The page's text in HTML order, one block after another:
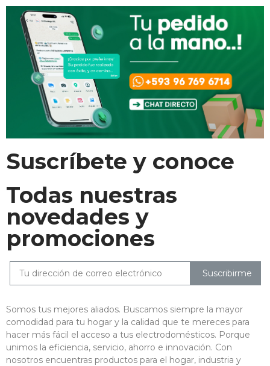
Suscríbete y conoce
Todas nuestras
novedades y
promociones
Suscribirme
Somos tus mejores aliados. Buscamos siempre la mayor
comodidad para tu hogar y la calidad que te mereces para
hacer más fácil el acceso a tus electrodomésticos. Porque
unimos la eficiencia, servicio, ahorro e innovación. Con
nosotros encuentras productos para el hogar, industria y